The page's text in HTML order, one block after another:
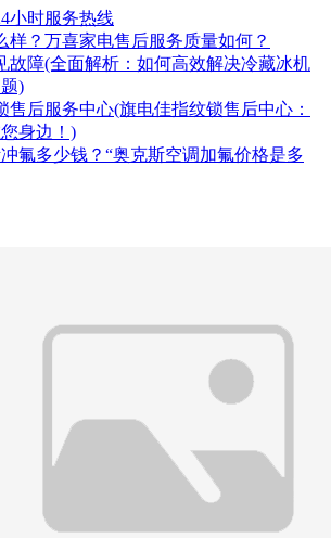
小时服务热线
样？万喜家电售后服务质量如何？
故障(全面解析：如何高效解决冷藏冰机
)
售后服务中心(旗电佳指纹锁售后中心：
身边！)
氟多少钱？“奥克斯空调加氟价格是多